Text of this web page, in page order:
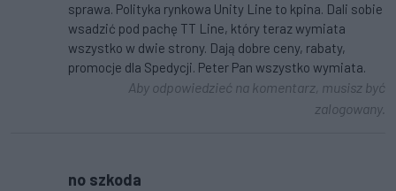
sprawa. Polityka rynkowa Unity Line to kpina. Dali sobie
wsadzić pod pachę TT Line, który teraz wymiata
wszystko w dwie strony. Dają dobre ceny, rabaty,
promocje dla Spedycji. Peter Pan wszystko wymiata.
Aby odpowiedzieć na komentarz, musisz być
zalogowany.
no szkoda